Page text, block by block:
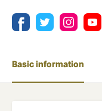
Basic information